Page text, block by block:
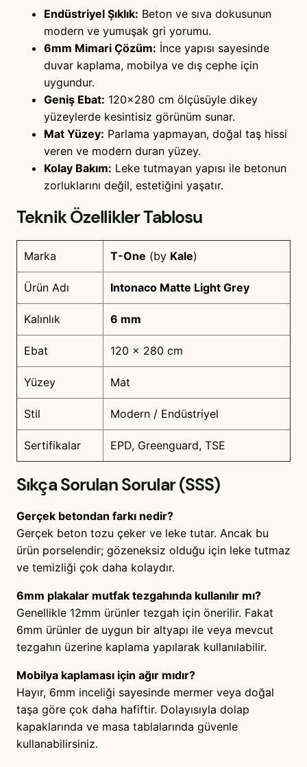
Endüstriyel Şıklık: Beton ve sıva dokusunun
modern ve yumuşak gri yorumu.
6mm Mimari Çözüm: İnce yapısı sayesinde
duvar kaplama, mobilya ve dış cephe için
uygundur.
Geniş Ebat: 120×280 cm ölçüsüyle dikey
yüzeylerde kesintisiz görünüm sunar.
Mat Yüzey: Parlama yapmayan, doğal taş hissi
veren ve modern duran yüzey.
Kolay Bakım: Leke tutmayan yapısı ile betonun
zorluklarını değil, estetiğini yaşatır.
Teknik Özellikler Tablosu
Marka T-One (by Kale)
Ürün Adı Intonaco Matte Light Grey
Kalınlık 6 mm
Ebat 120 x 280 cm
Yüzey Mat
Stil Modern / Endüstriyel
Sertifikalar EPD, Greenguard, TSE
Sıkça Sorulan Sorular (SSS)
Gerçek betondan farkı nedir?
Gerçek beton tozu çeker ve leke tutar. Ancak bu
ürün porselendir; gözeneksiz olduğu için leke tutmaz
ve temizliği çok daha kolaydır.
6mm plakalar mutfak tezgahında kullanılır mı?
Genellikle 12mm ürünler tezgah için önerilir. Fakat
6mm ürünler de uygun bir altyapı ile veya mevcut
tezgahın üzerine kaplama yapılarak kullanılabilir.
Mobilya kaplaması için ağır mıdır?
Hayır, 6mm inceliği sayesinde mermer veya doğal
taşa göre çok daha hafiftir. Dolayısıyla dolap
kapaklarında ve masa tablalarında güvenle
kullanabilirsiniz.